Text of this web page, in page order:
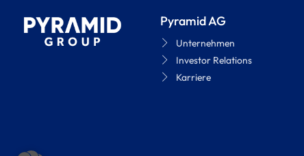
Pyramid AG
Unternehmen
Investor Relations
Karriere